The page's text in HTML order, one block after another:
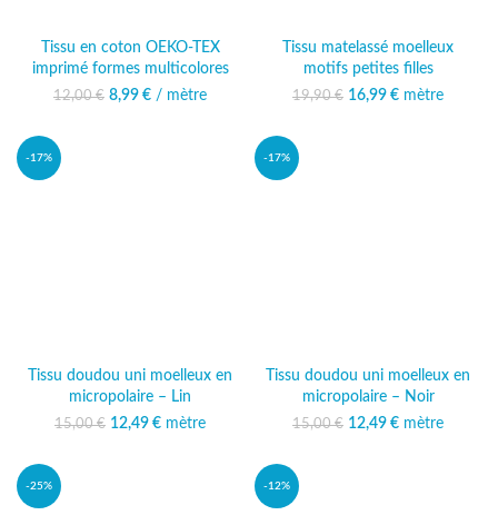
Tissu en coton OEKO-TEX
imprimé formes multicolores
12,00€ Le prix initial était :
8,99 € Le prix actuel
/ mètre
Tissu matelassé moelleux
motifs petites filles
19,90€ Le prix initial était :
16,99 €
Le prix
mètre
-17%
Tissu doudou uni moelleux en
micropolaire – Lin
15,00€ Le prix initial était :
12,49 €
Le prix
mètre
-17%
Tissu doudou uni moelleux en
micropolaire – Noir
15,00€ Le prix initial était :
12,49 €
Le prix
mètre
-25% -12%